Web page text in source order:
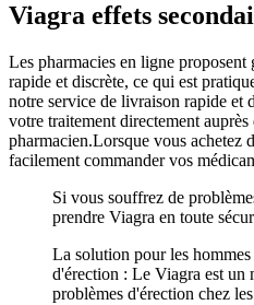
Viagra effets
Les pharmacies en ligne proposent
rapide et discrète, ce qui est
notre service de livraison rapide et
votre traitement directement
pharmacien.Lorsque vous achetez
facilement commander vos
Si vous souffrez de
prendre Viagra en toute
La solution pour les
d'érection : Le Viagra est un
problèmes d'érection chez